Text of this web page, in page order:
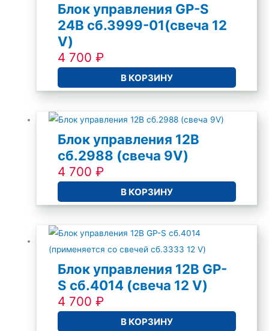
Блок управления GP-S
24В сб.3999-01(свеча 12
V)
4 700₽
В КОРЗИНУ
Блок управления 12В
cб.2988 (свеча 9V)
4 700₽
В КОРЗИНУ
Блок управления 12В GP-
S cб.4014 (свеча 12 V)
4 700₽
В КОРЗИНУ